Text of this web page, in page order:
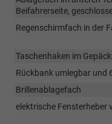
Beifahrerseite,
Regenschirmfach in der
Taschenhaken im
Rückbank umlegbar und
Brillenablagefach
elektrische Fensterheber